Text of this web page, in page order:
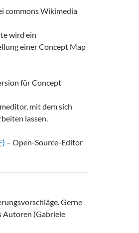
commons Wikimedia
wird ein
einer Concept Map
für Concept
mit dem sich
lassen.
– Open-Source-Editor
Gerne
Autoren (Gabriele